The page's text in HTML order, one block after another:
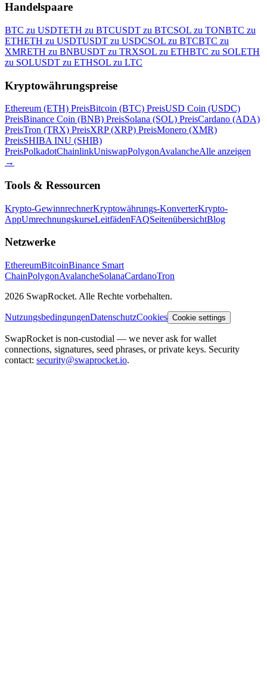
Handelspaare
BTC zu USDTETH zu BTCUSDT zu BTCSOL zu TONBTC zu
ETHETH zu USDTUSDT zu USDCSOL zu BTCBTC zu
XMRETH zu BNBUSDT zu TRXSOL zu ETHBTC zu SOLETH
zu SOLUSDT zu ETHSOL zu LTC
Kryptowährungspreise
Ethereum (ETH) PreisBitcoin (BTC) PreisUSD Coin (USDC)
PreisBinance Coin (BNB) PreisSolana (SOL) PreisCardano (ADA)
PreisTron (TRX) PreisXRP (XRP) PreisMonero (XMR)
PreisSHIBA INU (SHIB)
PreisPolkadotChainlinkUniswapPolygonAvalancheAlle anzeigen
→
Tools & Ressourcen
Krypto-GewinnrechnerKryptowährungs-KonverterKrypto-
AppUmrechnungskurseLeitfädenFAQSeitenübersichtBlog
Netzwerke
EthereumBitcoinBinance Smart
ChainPolygonAvalancheSolanaCardanoTron
2026 SwapRocket. Alle Rechte vorbehalten.
NutzungsbedingungenDatenschutzCookies Cookie settings
SwapRocket is non-custodial — we never ask for wallet
connections, signatures, seed phrases, or private keys. Security
contact: security@swaprocket.io.